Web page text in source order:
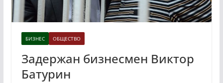
БИЗНЕС ОБЩЕСТВО
Задержан бизнесмен Виктор
Батурин